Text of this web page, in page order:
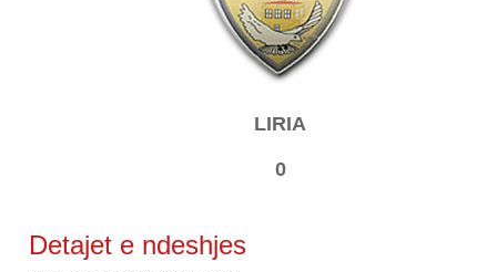
LIRIA
0
Detajet e ndeshjes